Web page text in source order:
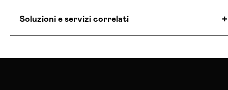
Soluzioni e servizi correlati